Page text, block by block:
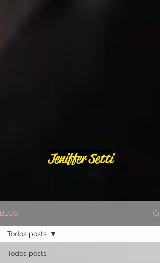
Jeniffer Setti
BLOG
Todos posts
Todos posts